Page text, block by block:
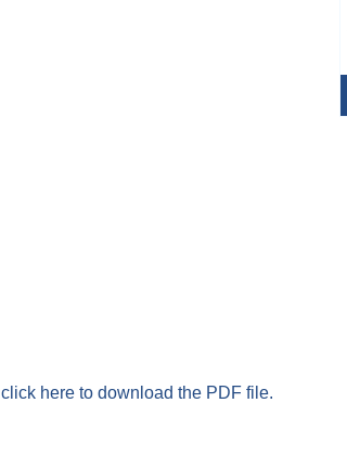
click here to download the PDF file.